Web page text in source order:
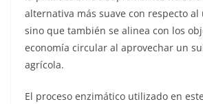
alternativa más suave con respecto al
sino que también se alinea con los
economía circular al aprovechar un
agrícola.
El proceso enzimático utilizado en